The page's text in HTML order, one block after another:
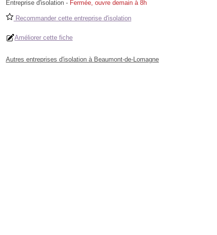
Entreprise d'isolation - Fermée, ouvre demain à 8h
Recommander cette entreprise d'isolation
Améliorer cette fiche
Autres entreprises d'isolation à Beaumont-de-Lomagne